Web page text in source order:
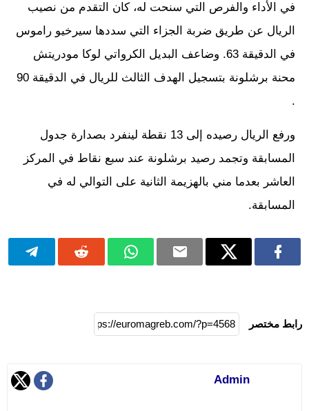
في الأداء والفرص التي سنحت له، كان التقدم من نصيب
الريال عن طريق ضربة الجزاء التي سددها سيرخيو راموس
في الدقيقة 63. وضاعف البديل الكرواتي لوكا مودريتش
محنة برشلونة بتسجيل الهدف الثالث للريال في الدقيقة 90
.
ورفع الريال رصيده إلى 13 نقطة لينفرد بصدارة جدول
المسابقة وتجمد رصيد برشلونة عند سبع نقاط في المركز
العاشر بعدما مني بالهزيمة الثانية على التوالي له في
المسابقة.
رابط مختصر
Admin